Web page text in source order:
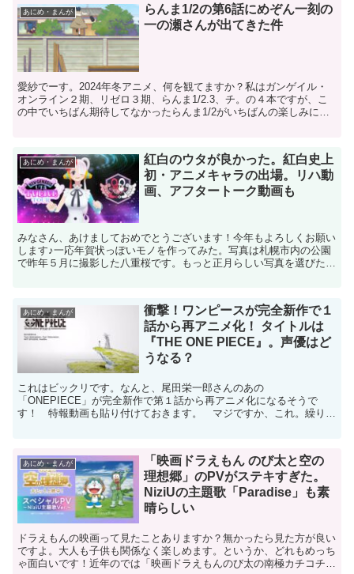
あにめ・まんが
らんま1/2の第6話にめぞん一刻の
一の瀬さんが出てきた件
愛紗でーす。2024年冬アニメ、何を観てますか？私はガンゲイル・
オンライン２期、リゼロ３期、らんま1/2.3、チ。の４本ですが、こ
の中でいちばん期待してなかったらんま1/2がいちばんの楽しみにな
あにめ・まんが
紅白のウタが良かった。紅白史上
初・アニメキャラの出場。リハ動
画、アフタートーク動画も
みなさん、あけましておめでとうございます！今年もよろしくお願い
します♪一応年賀状っぽいモノを作ってみた。写真は札幌市内の公園
で昨年５月に撮影した八重桜です。もっと正月らしい写真を選びたか
あにめ・まんが
衝撃！ワンピースが完全新作で１
話から再アニメ化！ タイトルは
『THE ONE PIECE』。声優はど
うなる？
これはビックリです。なんと、尾田栄一郎さんのあの
「ONEPIECE」が完全新作で第１話から再アニメ化になるそうで
す！ 特報動画も貼り付けておきます。 マジですか、これ。繰り返
あにめ・まんが
「映画ドラえもん のび太と空の
理想郷」のPVがステキすぎた。
NiziUの主題歌「Paradise」も素
晴らしい
ドラえもんの映画って見たことありますか？無かったら見た方が良い
ですよ。大人も子供も関係なく楽しめます。というか、どれもめっち
ゃ面白いです！近年のでは「映画ドラえもんのび太の南極カチコチ大